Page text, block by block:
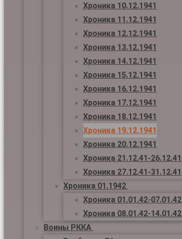
Хроника 10.12.1941
Хроника 11.12.1941
Хроника 12.12.1941
Хроника 13.12.1941
Хроника 14.12.1941
Хроника 15.12.1941
Хроника 16.12.1941
Хроника 17.12.1941
Хроника 18.12.1941
Хроника 19.12.1941
Хроника 20.12.1941
Хроника 21.12.41-26.12.41
Хроника 27.12.41-31.12.41
Хроника 01.1942
Хроника 01.01.42-07.01.42
Хроника 08.01.42-14.01.42
Воины РККА